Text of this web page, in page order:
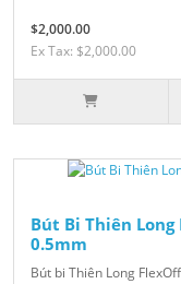
$2,000.00
Ex Tax: $2,000.00
Bút Bi Thiên Long
0.5mm
Bút bi Thiên Long